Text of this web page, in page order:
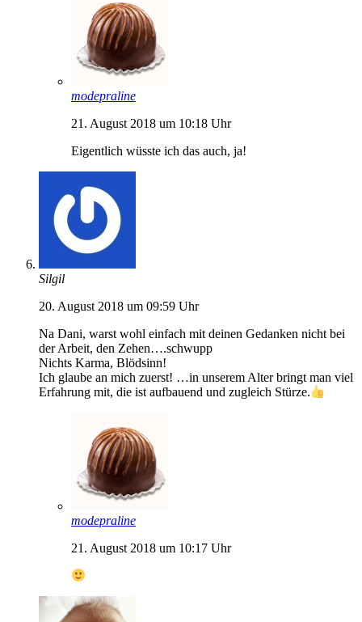
modepraline
21. August 2018 um 10:18 Uhr
Eigentlich wüsste ich das auch, ja!
Silgil
20. August 2018 um 09:59 Uhr
Na Dani, warst wohl einfach mit deinen Gedanken nicht bei
der Arbeit, den Zehen….schwupp
Nichts Karma, Blödsinn!
Ich glaube an mich zuerst! …in unserem Alter bringt man viel
Erfahrung mit, die ist aufbauend und zugleich Stürze.
modepraline
21. August 2018 um 10:17 Uhr